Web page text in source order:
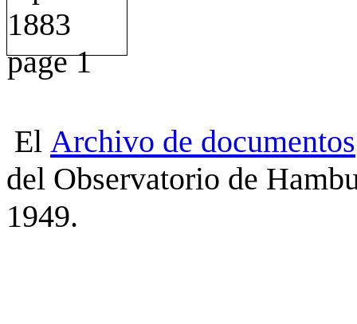
El Archivo de documentos
del Observatorio de
1949.